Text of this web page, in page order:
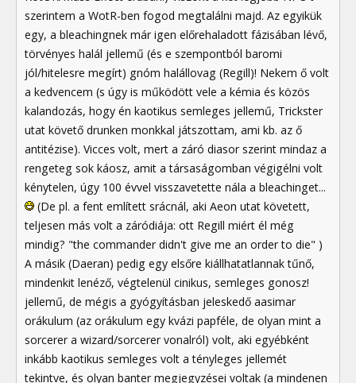
szerintem a WotR-ben fogod megtalálni majd. Az egyikük
egy, a bleachingnek már igen előrehaladott fázisában lévő,
törvényes halál jellemű (és e szempontból baromi
jól/hitelesre megírt) gnóm halállovag (Regill)! Nekem ő volt
a kedvencem (s úgy is működött vele a kémia és közös
kalandozás, hogy én kaotikus semleges jellemű, Trickster
utat követő drunken monkkal játszottam, ami kb. az ő
antitézise). Vicces volt, mert a záró diasor szerint mindaz a
rengeteg sok káosz, amit a társaságomban végigélni volt
kénytelen, úgy 100 évvel visszavetette nála a bleachinget...
(De pl. a fent említett srácnál, aki Aeon utat követett,
teljesen más volt a záródiája: ott Regill miért él még
mindig? "the commander didn't give me an order to die" )
A másik (Daeran) pedig egy elsőre kiállhatatlannak tűnő,
mindenkit lenéző, végtelenül cinikus, semleges gonosz!
jellemű, de mégis a gyógyításban jeleskedő aasimar
orákulum (az orákulum egy kvázi papféle, de olyan mint a
sorcerer a wizard/sorcerer vonalról) volt, aki egyébként
inkább kaotikus semleges volt a tényleges jellemét
tekintve, és olyan banter megjegyzései voltak (a mindenen